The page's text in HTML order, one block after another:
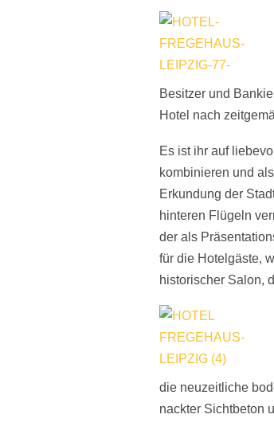
Besitzer und
Hotel nach
Es ist ihr auf
kombinieren und
Erkundung der
hinteren Flügeln
der als
für die Hotelgäste,
historischer Salon,
die neuzeitliche
nackter Sichtbeton